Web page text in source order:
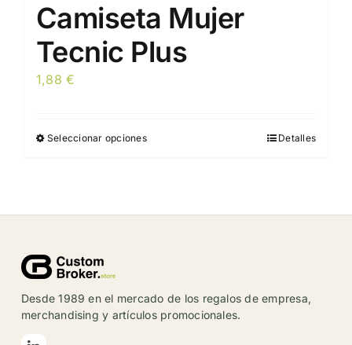
Camiseta Mujer
Tecnic Plus
1,88€
Seleccionar opcionesEste
pueden
Detalles
Desde 1989 en el mercado de los regalos de empresa,
merchandising y artículos promocionales.